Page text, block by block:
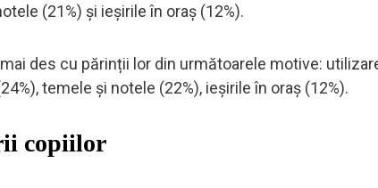
(21%) și ieșirile în oraș (12%).
des cu părinții lor din următoarele motive:
temele și notele (22%), ieșirile în oraș (12%).
copiilor